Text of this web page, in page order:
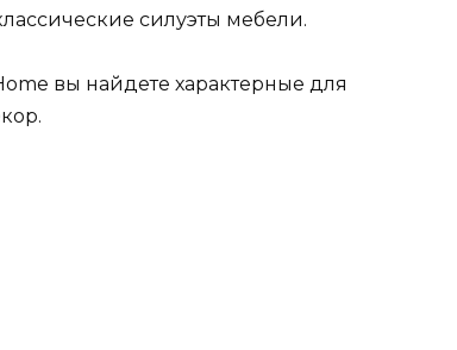
силуэты мебели.
вы найдете характерные для